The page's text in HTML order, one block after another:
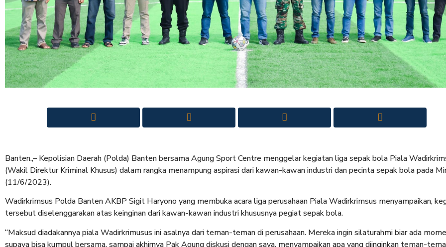
Banten.,– Kepolisian Daerah (Polda) Banten bersama Agung Sport Centre menggelar kegiatan liga sepak bola Piala
(Wakil Direktur Kriminal Khusus) dalam rangka menampung aspirasi dari kawan-kawan industri dan pecinta sepak bola pada
(11/6/2023).
Wadirkrimsus Polda Banten AKBP Sigit Haryono yang membuka acara liga perusahaan Piala Wadirkrimsus menyampaikan,
tersebut diselenggarakan atas keinginan dari kawan-kawan industri khususnya pegiat sepak bola.
“Maksud diadakannya piala Wadirkrimusus ini asalnya dari teman-teman di perusahaan. Mereka ingin silaturahmi biar ada
supaya bisa kumpul bersama, sampai akhirnya Pak Agung diskusi dengan saya, menyampaikan apa yang diinginkan teman-